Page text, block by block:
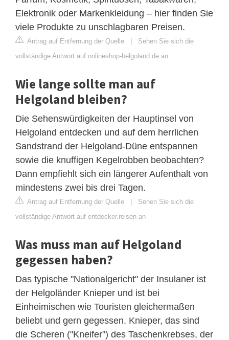
Elektronik oder Markenkleidung – hier finden Sie
viele Produkte zu unschlagbaren Preisen.
Antrag auf Entfernung der Quelle | Sehen Sie sich die
vollständige Antwort auf onlineshop-helgoland.de an
Wie lange sollte man auf
Helgoland bleiben?
Die Sehenswürdigkeiten der Hauptinsel von
Helgoland entdecken und auf dem herrlichen
Sandstrand der Helgoland-Düne entspannen
sowie die knuffigen Kegelrobben beobachten?
Dann empfiehlt sich ein längerer Aufenthalt von
mindestens zwei bis drei Tagen.
Antrag auf Entfernung der Quelle | Sehen Sie sich die
vollständige Antwort auf entdecker.reisen an
Was muss man auf Helgoland
gegessen haben?
Das typische "Nationalgericht" der Insulaner ist
der Helgoländer Knieper und ist bei
Einheimischen wie Touristen gleichermaßen
beliebt und gern gegessen. Knieper, das sind
die Scheren ("Kneifer") des Taschenkrebses, der